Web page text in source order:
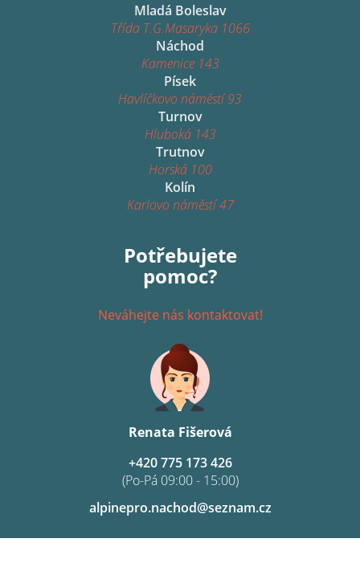
Mladá Boleslav
Třída T.G.Masaryka 1066
Náchod
Kamenice 143
Písek
Havlíčkovo náměstí 93
Turnov
Hluboká 143
Trutnov
Horská 100
Kolín
Karlovo náměstí 47
Potřebujete
pomoc?
Neváhejte nás kontaktovat!
Renata Fišerová
alpinepro.nachod@seznam.cz
+420 775 173 426
(Po-Pá 09:00 - 15:00)